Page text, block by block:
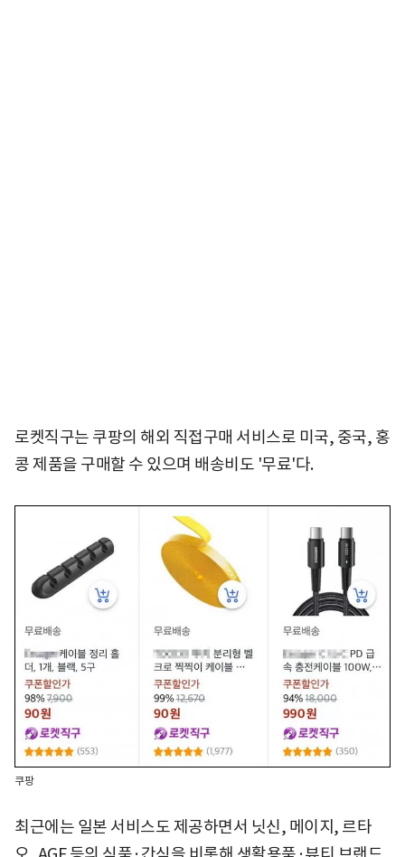
로켓직구는 쿠팡의 해외 직접구매 서비스로 미국, 중국, 홍
콩 제품을 구매할 수 있으며 배송비도 '무료'다.
쿠팡
최근에는 일본 서비스도 제공하면서 닛신, 메이지, 르타